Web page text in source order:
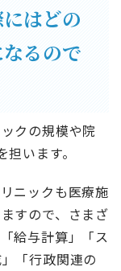
はどの
るので
クの規模や院
います。
ニックも医療施
すので、さまざ
給与計算」「ス
「行政関連の